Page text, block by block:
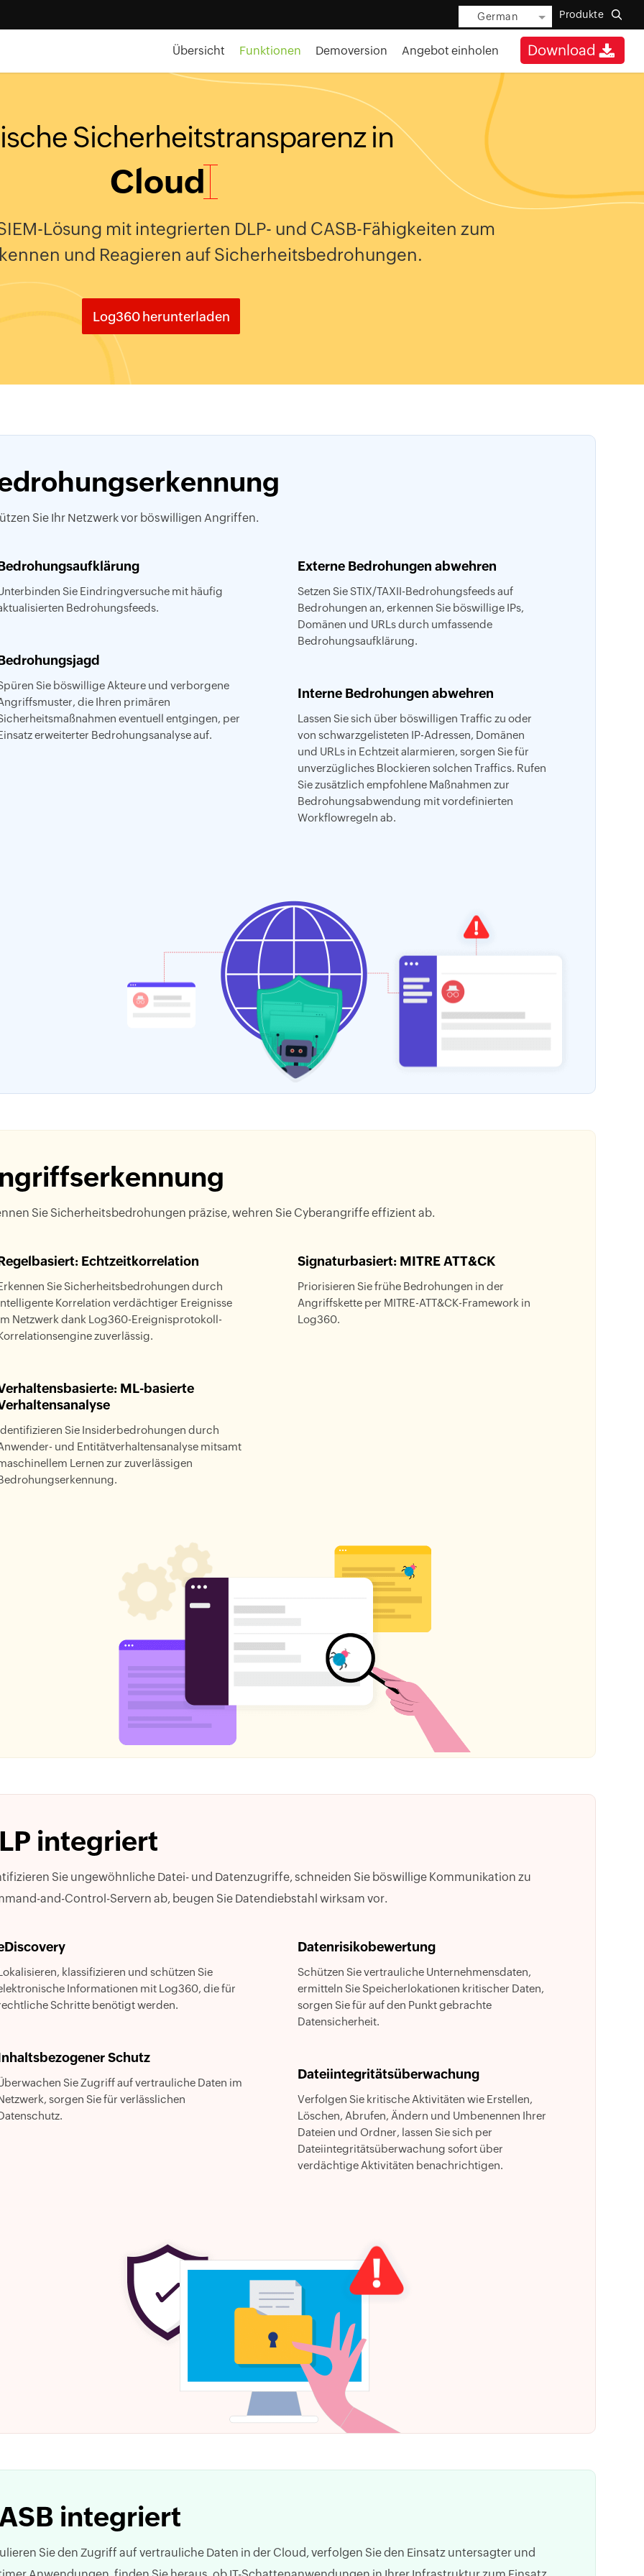
German Produkte
Download
Übersicht Funktionen Demoversion Angebot einholen
Sicherheitstransparenz in
Cloud
Lösung mit integrierten DLP- und CASB-Fähigkeiten zum
und Reagieren auf Sicherheitsbedrohungen.
Log360 herunterladen
Sie Ihr Netzwerk vor böswilligen Angriffen.
Sie Eindringversuche mit häufig
Bedrohungsfeeds.
Sie böswillige Akteure und verborgene
die Ihren primären
eventuell entgingen, per
erweiterter Bedrohungsanalyse auf.
Externe Bedrohungen abwehren
Setzen Sie STIX/TAXII-Bedrohungsfeeds auf
Bedrohungen an, erkennen Sie böswillige IPs,
Domänen und URLs durch umfassende
Bedrohungsaufklärung.
Interne Bedrohungen abwehren
Lassen Sie sich über böswilligen Traffic zu oder
von schwarzgelisteten IP-Adressen, Domänen
und URLs in Echtzeit alarmieren, sorgen Sie für
unverzügliches Blockieren solchen Traffics. Rufen
Sie zusätzlich empfohlene Maßnahmen zur
Bedrohungsabwendung mit vordefinierten
Workflowregeln ab.
Sie Sicherheitsbedrohungen präzise, wehren Sie Cyberangriffe effizient ab.
Echtzeitkorrelation
Sie Sicherheitsbedrohungen durch
Korrelation verdächtiger Ereignisse
Netzwerk dank Log360-Ereignisprotokoll-
zuverlässig.
ML-basierte
Sie Insiderbedrohungen durch
und Entitätverhaltensanalyse mitsamt
Lernen zur zuverlässigen
Signaturbasiert: MITRE ATT&CK
Priorisieren Sie frühe Bedrohungen in der
Angriffskette per MITRE-ATT&CK-Framework in
Log360.
integriert
Sie ungewöhnliche Datei- und Datenzugriffe, schneiden Sie böswillige Kommunikation zu
and-Control-Servern ab, beugen Sie Datendiebstahl wirksam vor.
klassifizieren und schützen Sie
Informationen mit Log360, die für
Schritte benötigt werden.
Schutz
Sie Zugriff auf vertrauliche Daten im
sorgen Sie für verlässlichen
Datenrisikobewertung
Schützen Sie vertrauliche Unternehmensdaten,
ermitteln Sie Speicherlokationen kritischer Daten,
sorgen Sie für auf den Punkt gebrachte
Datensicherheit.
Dateiintegritätsüberwachung
Verfolgen Sie kritische Aktivitäten wie Erstellen,
Löschen, Abrufen, Ändern und Umbenennen Ihrer
Dateien und Ordner, lassen Sie sich per
Dateiintegritätsüberwachung sofort über
verdächtige Aktivitäten benachrichtigen.
integriert
Sie den Zugriff auf vertrauliche Daten in der Cloud, verfolgen Sie den Einsatz untersagter und